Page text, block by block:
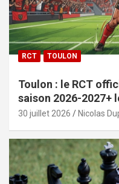
RCT TOULON
Toulon : le RCT
saison 2026-2027+
30 juillet 2026 Nicolas